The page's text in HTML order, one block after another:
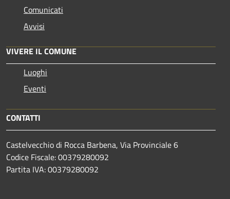
Comunicati
Avvisi
VIVERE IL COMUNE
Luoghi
Eventi
CONTATTI
Castelvecchio di Rocca Barbena, Via Provinciale 6
Codice Fiscale: 00379280092
Partita IVA: 00379280092